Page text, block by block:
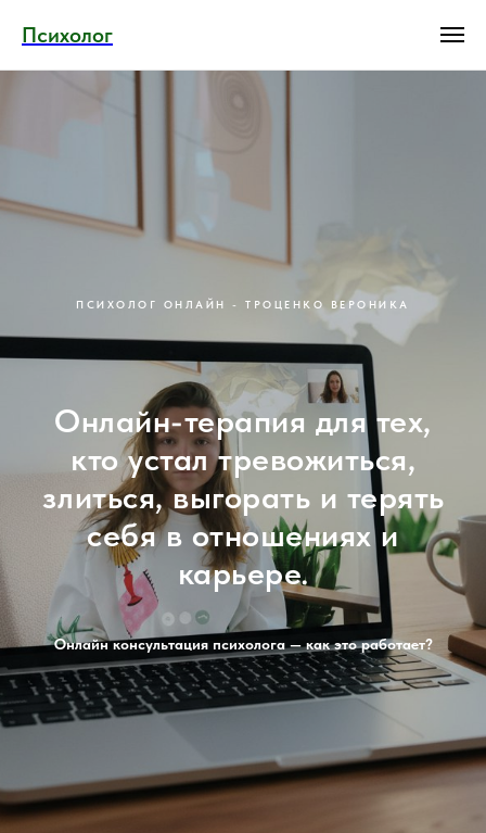
Психолог
ПСИХОЛОГ ОНЛАЙН - ТРОЦЕНКО ВЕРОНИКА
Онлайн-терапия для тех,
кто устал тревожиться,
злиться, выгорать и терять
себя в отношениях и
карьере.
Онлайн консультация психолога — как это работает?